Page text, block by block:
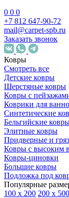
0 0 0
+7 812 647-90-72
mail@carpet-spb.ru
Заказать звонок
Ковры
Смотреть все
Детские ковры
Шерстяные ковры
Ковры с
Коврики для
Синтетические
Бельгийские
Элитные ковры
Придверные и
Ковры с высоким
Ковры-циновки
Большие ковры
Подложка под
Популярные
100 х 200 200 х 500